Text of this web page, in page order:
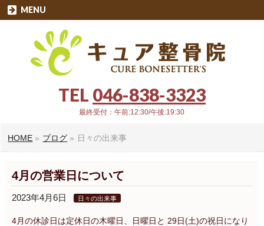
TEL 046-838-3323
最終受付：午前:12:30/午後:19:30
MENU
HOME » ブログ » 日々の出来事
4月の営業日について
2023年4月6日 日々の出来事
4月の休診日は定休日の木曜日、日曜日と 29日(土)の祝日になり